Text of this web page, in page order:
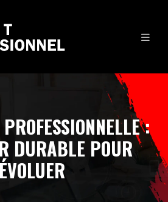
:
DURABLE POUR
ÉVOLUER